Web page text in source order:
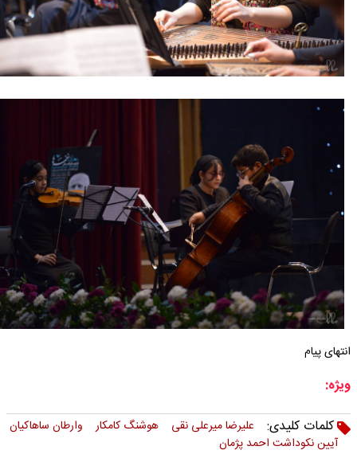
انتهای پیام
ویژه:
کلمات کلیدی:
علیرضا میرعلی نقی هوشنگ کامکار
وارطان ساهاکیان
آیین نکوداشت احمد پژمان